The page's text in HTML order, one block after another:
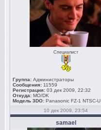
Специалист
Группа: Администраторы
Сообщения: 11559
Регистрация: 03 дек 2009, 22:32
Откуда: MO/DK
Модель 3DO: Panasonic FZ-1 NTSC-U
10 дек 2009, 23:54
samael